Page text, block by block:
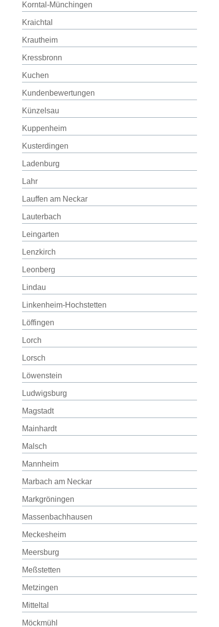
Korntal-Münchingen
Kraichtal
Krautheim
Kressbronn
Kuchen
Kundenbewertungen
Künzelsau
Kuppenheim
Kusterdingen
Ladenburg
Lahr
Lauffen am Neckar
Lauterbach
Leingarten
Lenzkirch
Leonberg
Lindau
Linkenheim-Hochstetten
Löffingen
Lorch
Lorsch
Löwenstein
Ludwigsburg
Magstadt
Mainhardt
Malsch
Mannheim
Marbach am Neckar
Markgröningen
Massenbachhausen
Meckesheim
Meersburg
Meßstetten
Metzingen
Mitteltal
Möckmühl